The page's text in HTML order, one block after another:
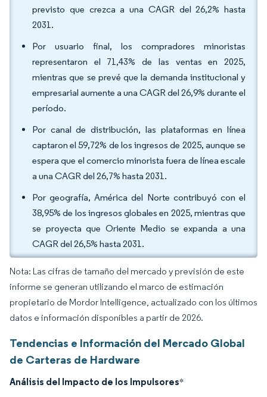
previsto que crezca a una CAGR del 26,2% hasta
2031.
Por usuario final, los compradores minoristas
representaron el 71,43% de las ventas en 2025,
mientras que se prevé que la demanda institucional y
empresarial aumente a una CAGR del 26,9% durante el
período.
Por canal de distribución, las plataformas en línea
captaron el 59,72% de los ingresos de 2025, aunque se
espera que el comercio minorista fuera de línea escale
a una CAGR del 26,7% hasta 2031.
Por geografía, América del Norte contribuyó con el
38,95% de los ingresos globales en 2025, mientras que
se proyecta que Oriente Medio se expanda a una
CAGR del 26,5% hasta 2031.
Nota: Las cifras de tamaño del mercado y previsión de este
informe se generan utilizando el marco de estimación
propietario de Mordor Intelligence, actualizado con los últimos
datos e información disponibles a partir de 2026.
Tendencias e Información del Mercado Global
de Carteras de Hardware
Análisis del Impacto de los Impulsores*